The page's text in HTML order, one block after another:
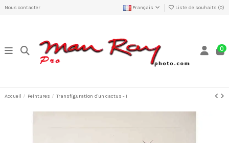
Nous contacter Français Liste de souhaits (0)
0
Accueil Peintures Transfiguration d'un cactus - I